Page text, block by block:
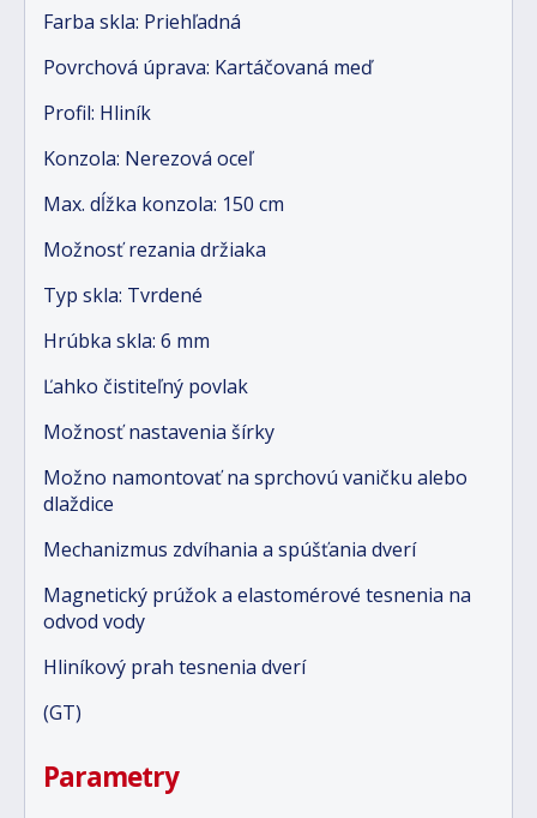
Farba skla: Priehľadná
Povrchová úprava: Kartáčovaná meď
Profil: Hliník
Konzola: Nerezová oceľ
Max. dĺžka konzola: 150 cm
Možnosť rezania držiaka
Typ skla: Tvrdené
Hrúbka skla: 6 mm
Ľahko čistiteľný povlak
Možnosť nastavenia šírky
Možno namontovať na sprchovú vaničku alebo
dlaždice
Mechanizmus zdvíhania a spúšťania dverí
Magnetický prúžok a elastomérové tesnenia na
odvod vody
Hliníkový prah tesnenia dverí
(GT)
Parametry